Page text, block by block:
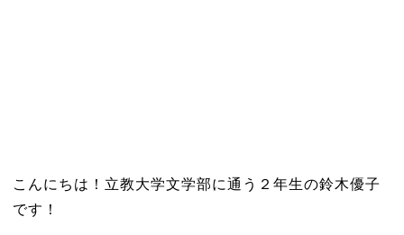
こんにちは！立教大学文学部に通う２年生の鈴木優子
です！